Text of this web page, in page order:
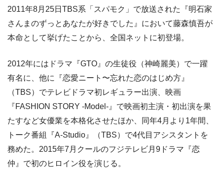
2011年8月25日TBS系「スパモク」で放送された『明石家
さんまのずっとあなたが好きでした』において藤森慎吾が
本命として挙げたことから、全国ネットに初登場。
2012年にはドラマ『GTO』の生徒役（神崎麗美）で一躍
有名に、他に『恋愛ニート〜忘れた恋のはじめ方』
（TBS）でテレビドラマ初レギュラー出演、映画
『FASHION STORY -Model-』で映画初主演・初出演を果
たすなど女優業を本格化させたほか、同年4月より1年間、
トーク番組『A-Studio』（TBS）で4代目アシスタントを
務めた。2015年7月クールのフジテレビ月9ドラマ『恋
仲』で初のヒロイン役を演じる。